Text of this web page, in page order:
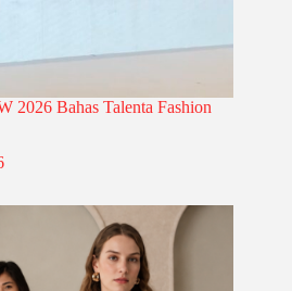
2026 Bahas Talenta Fashion